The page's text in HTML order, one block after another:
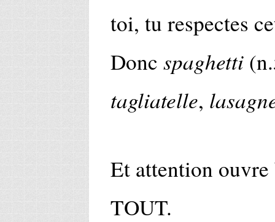
toi, tu respectes
Donc spaghetti
tagliatelle,
Et attention ouvre
TOUT.